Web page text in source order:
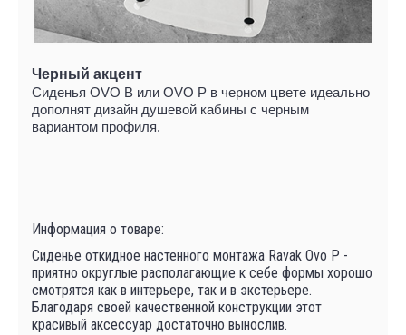
Черный акцент
Сиденья OVO B или OVO P в черном цвете идеально
дополнят дизайн душевой кабины с черным
вариантом профиля.
Информация о товаре:
Сиденье откидное настенного монтажа Ravak Ovo P -
приятно округлые располагающие к себе формы хорошо
смотрятся как в интерьере, так и в экстерьере.
Благодаря своей качественной конструкции этот
красивый аксессуар достаточно вынослив.